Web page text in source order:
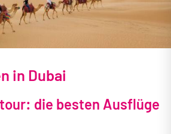
in Dubai
die besten Ausflüge